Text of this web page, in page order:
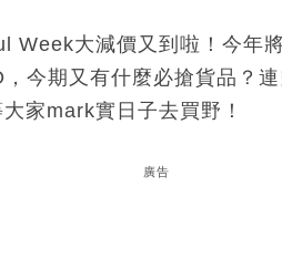
Week大減價又到啦！今年
今期又有什麼必搶貨品？連
家mark實日子去買野！
廣告